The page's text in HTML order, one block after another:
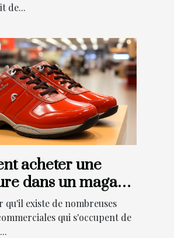
de...
acheter une
dans un magasin
Les Sable
?
qu'il existe de nombreuses
qui s'occupent de